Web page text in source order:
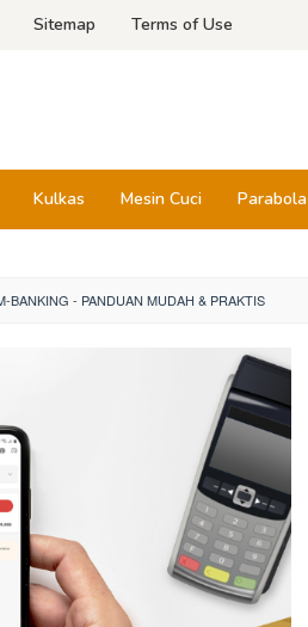
Sitemap Terms of Use
Kulkas Mesin Cuci Parabola
BANKING - PANDUAN MUDAH & PRAKTIS